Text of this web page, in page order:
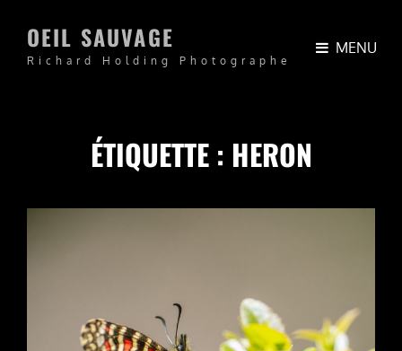
OEIL SAUVAGE
Richard Holding Photographe
MENU
ÉTIQUETTE : HERON